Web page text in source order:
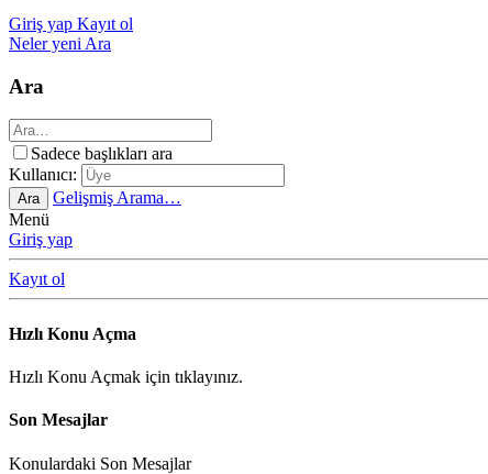
Giriş yap Kayıt ol
Neler yeni Ara
Ara
Sadece başlıkları ara
Kullanıcı:
Ara
Gelişmiş Arama…
Menü
Giriş yap
Kayıt ol
Hızlı Konu Açma
Hızlı Konu Açmak için tıklayınız.
Son Mesajlar
Konulardaki Son Mesajlar